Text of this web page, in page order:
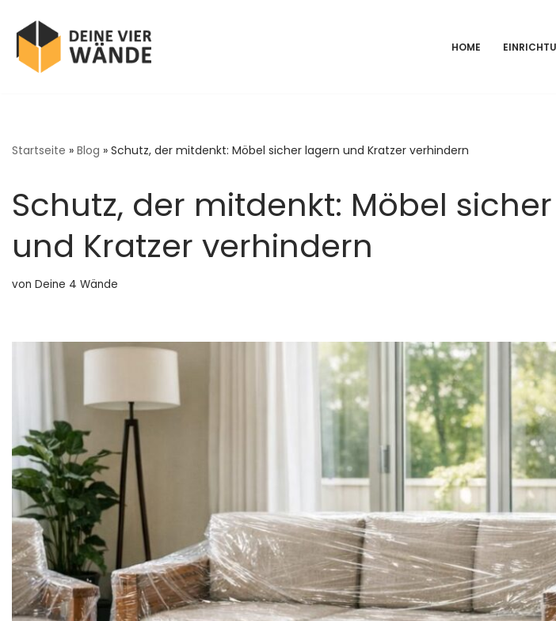
Zum
Inhalt
HOME
Startseite » Blog » Schutz, der mitdenkt: Möbel sicher lagern und Kratzer verhindern
Schutz, der mitdenkt: Möbel
und Kratzer verhindern
von Deine 4 Wände